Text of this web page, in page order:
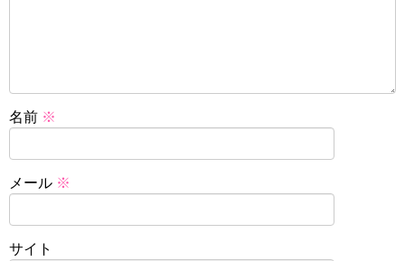
名前 ※
メール ※
サイト